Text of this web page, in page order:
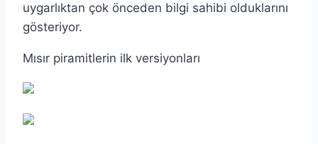
uygarlıktan çok önceden bilgi sahibi olduklarını
gösteriyor.
Mısır piramitlerin ilk versiyonları